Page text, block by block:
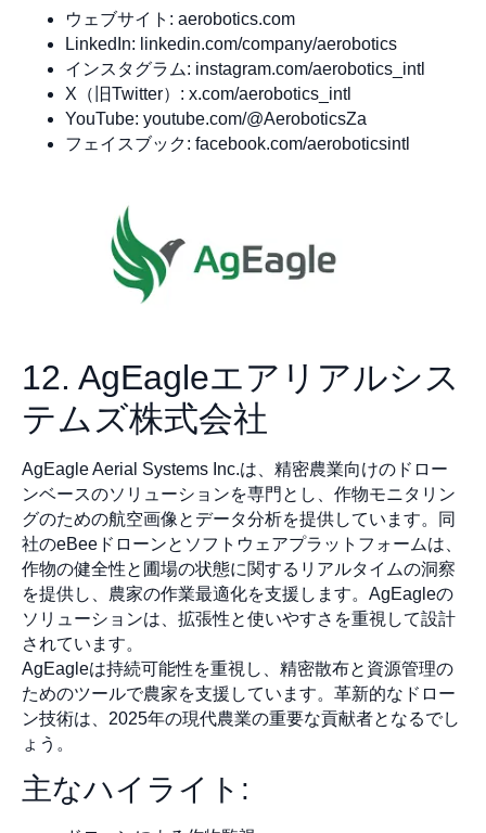
ウェブサイト: aerobotics.com
LinkedIn: linkedin.com/company/aerobotics
インスタグラム: instagram.com/aerobotics_intl
X（旧Twitter）: x.com/aerobotics_intl
YouTube: youtube.com/@AeroboticsZa
フェイスブック: facebook.com/aeroboticsintl
12. AgEagleエアリアルシス
テムズ株式会社
AgEagle Aerial Systems Inc.は、精密農業向けのドロー
ンベースのソリューションを専門とし、作物モニタリン
グのための航空画像とデータ分析を提供しています。同
社のeBeeドローンとソフトウェアプラットフォームは、
作物の健全性と圃場の状態に関するリアルタイムの洞察
を提供し、農家の作業最適化を支援します。AgEagleの
ソリューションは、拡張性と使いやすさを重視して設計
されています。
AgEagleは持続可能性を重視し、精密散布と資源管理の
ためのツールで農家を支援しています。革新的なドロー
ン技術は、2025年の現代農業の重要な貢献者となるでし
ょう。
主なハイライト: